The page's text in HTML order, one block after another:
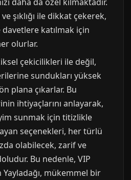
şıklığı ile dikkat çekerek,
katılmak için
olurlar.
çekicilikleri ile değil,
sundukları yüksek
plana çıkarlar. Bu
ihtiyaçlarını anlayarak,
sunmak için titizlikle
seçenekleri, her türlü
olabilecek, zarif ve
Bu nedenle, VIP
mükemmel bir